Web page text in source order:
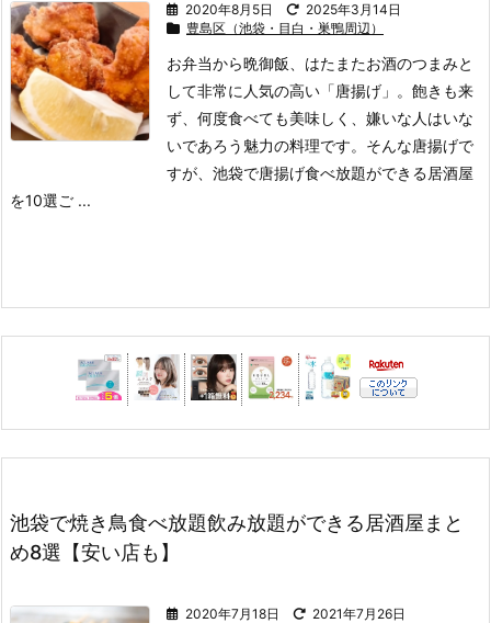
2020年8月5日
2025年3月14日
豊島区（池袋・目白・巣鴨周辺）
お弁当から晩御飯、はたまたお酒のつまみと
して非常に人気の高い「唐揚げ」。 飽きも来
ず、何度食べても美味しく、嫌いな人はいな
いであろう魅力の料理です。 そんな唐揚げで
すが、池袋で唐揚げ食べ放題ができる居酒屋
を10選ご ...
池袋で焼き鳥食べ放題飲み放題ができる居酒屋まと
め8選【安い店も】
2020年7月18日
2021年7月26日